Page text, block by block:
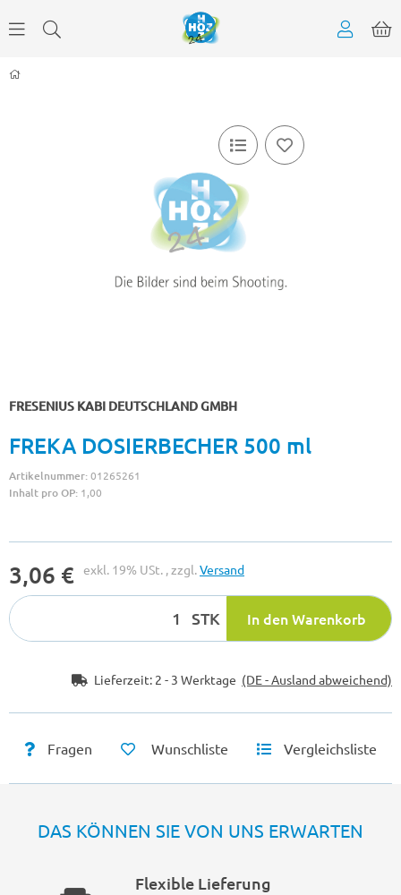
FRESENIUS KABI DEUTSCHLAND GMBH
FREKA DOSIERBECHER 500 ml
Artikelnummer:01265261
Inhalt pro OP: 1,00
3,06 € exkl. 19% USt. , zzgl.Versand
STK In den Warenkorb
Lieferzeit: 2 - 3 Werktage (DE - Ausland abweichend)
Fragen Wunschliste Vergleichsliste
DAS KÖNNEN SIE VON UNS ERWARTEN
Flexible Lieferung